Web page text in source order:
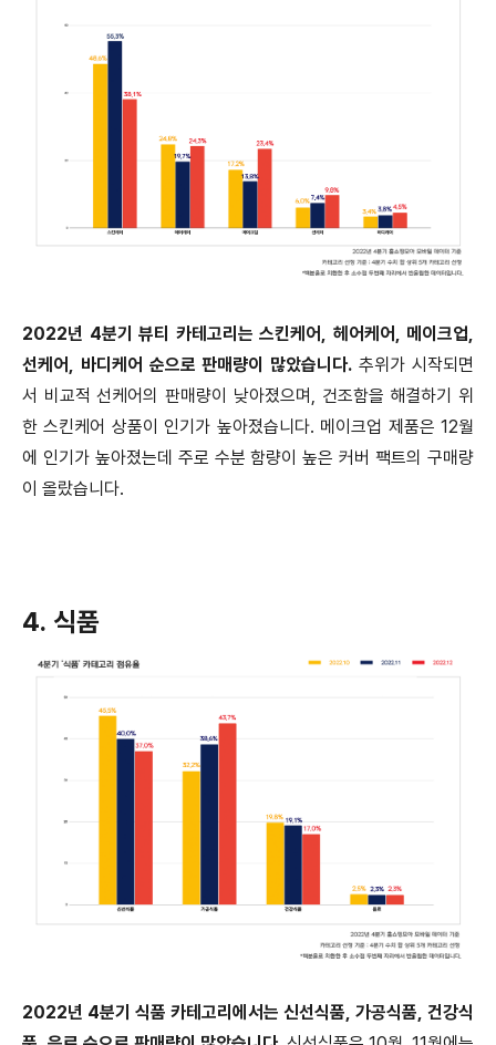
2022년 4분기 뷰티 카테고리는 스킨케어, 헤어케어, 메이크업,
선케어, 바디케어 순으로 판매량이 많았습니다. 추위가 시작되면
서 비교적 선케어의 판매량이 낮아졌으며, 건조함을 해결하기 위
한 스킨케어 상품이 인기가 높아졌습니다. 메이크업 제품은 12월
에 인기가 높아졌는데 주로 수분 함량이 높은 커버 팩트의 구매량
이 올랐습니다.
4. 식품
2022년 4분기 식품 카테고리에서는 신선식품, 가공식품, 건강식